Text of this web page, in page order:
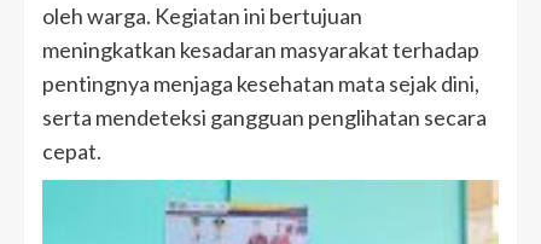
oleh warga. Kegiatan ini bertujuan
meningkatkan kesadaran masyarakat terhadap
pentingnya menjaga kesehatan mata sejak dini,
serta mendeteksi gangguan penglihatan secara
cepat.